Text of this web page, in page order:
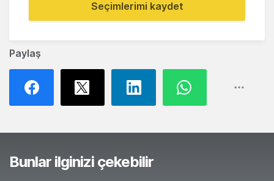
Paylaş
Seçimlerimi kaydet
Bunlar ilginizi çekebilir